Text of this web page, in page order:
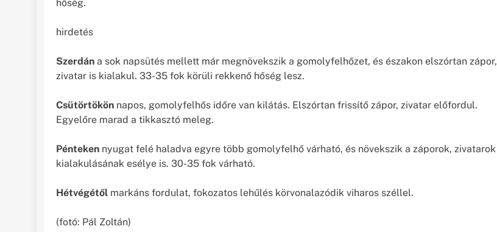
hőség.
hirdetés
Szerdán a sok napsütés mellett már megnövekszik a gomolyfelhőzet, és északon elszórtan zápor,
zivatar is kialakul. 33-35 fok körüli rekkenő hőség lesz.
Csütörtökön napos, gomolyfelhős időre van kilátás. Elszórtan frissítő zápor, zivatar előfordul.
Egyelőre marad a tikkasztó meleg.
Pénteken nyugat felé haladva egyre több gomolyfelhő várható, és növekszik a záporok, zivatarok
kialakulásának esélye is. 30-35 fok várható.
Hétvégétől markáns fordulat, fokozatos lehűlés körvonalazódik viharos széllel.
(fotó: Pál Zoltán)